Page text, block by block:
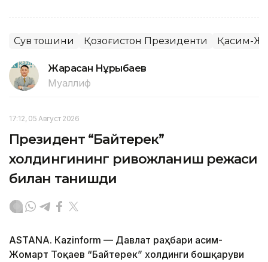
Сув тошқини Қозоғистон Президенти Қасим-
Жарасқан Нұрыбаев
Муаллиф
17:12, 05 Август 2026
Президент “Байтерек”
холдингининг ривожланиш режаси
билан танишди
ASTANА. Каzinform — Давлат раҳбари Қасим-
Жомарт Тоқаев “Байтерек” холдинги бошқаруви